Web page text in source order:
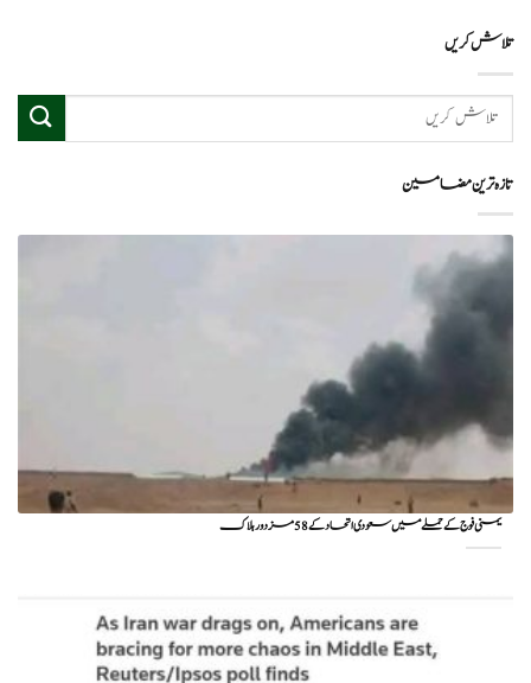
تلاش کریں
تازہ ترین مضامین
یمنی فوج کے حملے میں سعودی اتحاد کے 58 مزدور ہلاک